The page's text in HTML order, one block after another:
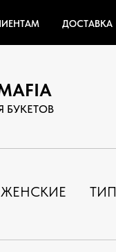
ДОСТАВКА
БУКЕТОВ
ЖЕНСКИЕ ТИП